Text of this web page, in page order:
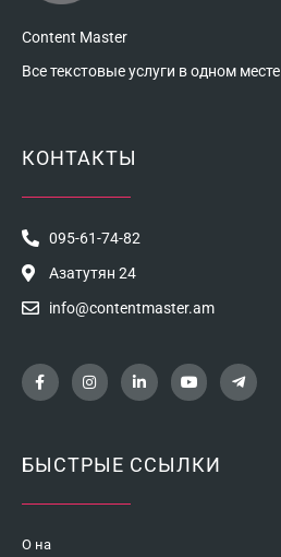
Content Master
Все текстовые услуги в одном месте
КОНТАКТЫ
095-61-74-82
Азатутян 24
info@contentmaster.am
БЫСТРЫЕ ССЫЛКИ
О на